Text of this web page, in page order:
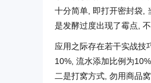
十分简单, 即打开密封袋,
是发酵过度出现了霉点,
应用之际存在若干实战技
10%, 流水添加比例为
二是打窝方式, 勿用商品